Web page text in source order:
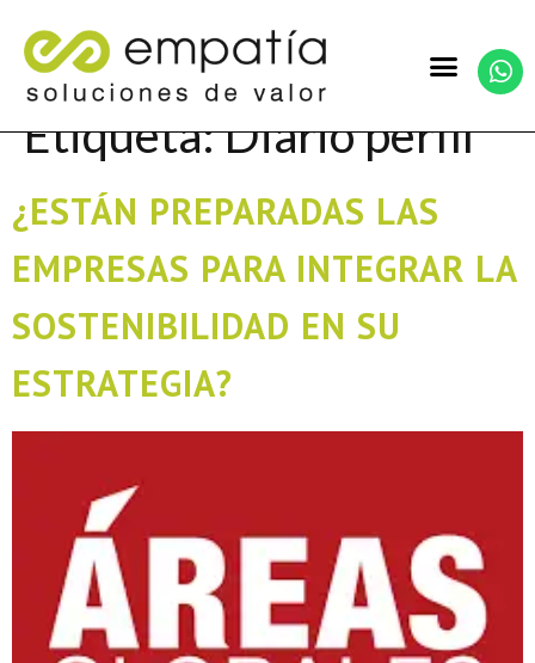
Etiqueta:Diario perfil
¿ESTÁN PREPARADAS LAS
EMPRESAS PARA INTEGRAR LA
SOSTENIBILIDAD EN SU
ESTRATEGIA?